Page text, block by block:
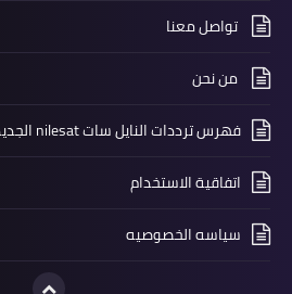
تواصل معنا
من نحن
فهرس ترددات النايل سات nilesat الجديدة لعام 2025
اتفاقية الاستخدام
سياسه الخصوصيه